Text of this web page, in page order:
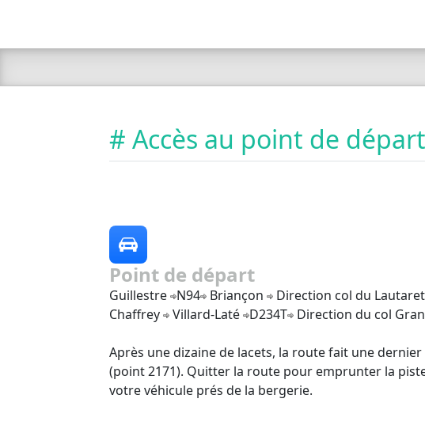
# Accès au point de départ
Point de départ
Guillestre N94 Briançon Direction col du Lautaret
Chaffrey
Villard-Laté D234T Direction du col
Après une dizaine de lacets, la route fait une
(point 2171). Quitter la route pour emprunter la
votre véhicule prés de la bergerie.